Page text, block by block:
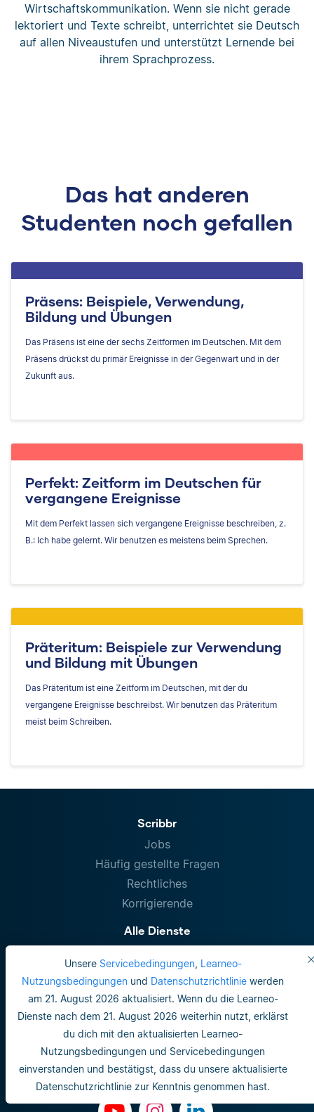
Unsere Servicebedingungen, Learneo-
Nutzungsbedingungen und Datenschutzrichtlinie werden
am 21. August 2026 aktualisiert. Wenn du die Learneo-
Dienste nach dem 21. August 2026 weiterhin nutzt, erklärst
du dich mit den aktualisierten Learneo-
Nutzungsbedingungen und Servicebedingungen
einverstanden und bestätigst, dass du unsere aktualisierte
Datenschutzrichtlinie zur Kenntnis genommen hast.
Wirtschaftskommunikation. Wenn sie nicht gerade
lektoriert und Texte schreibt, unterrichtet sie Deutsch
auf allen Niveaustufen und unterstützt Lernende bei
ihrem Sprachprozess.
Das hat anderen
Studenten noch gefallen
Präsens: Beispiele, Verwendung,
Bildung und Übungen
Das Präsens ist eine der sechs Zeitformen im Deutschen. Mit dem
Präsens drückst du primär Ereignisse in der Gegenwart und in der
Zukunft aus.
Perfekt: Zeitform im Deutschen für
vergangene Ereignisse
Mit dem Perfekt lassen sich vergangene Ereignisse beschreiben, z.
B.: Ich habe gelernt. Wir benutzen es meistens beim Sprechen.
Präteritum: Beispiele zur Verwendung
und Bildung mit Übungen
Das Präteritum ist eine Zeitform im Deutschen, mit der du
vergangene Ereignisse beschreibst. Wir benutzen das Präteritum
meist beim Schreiben.
Scribbr
Jobs
Häufig gestellte Fragen
Rechtliches
Korrigierende
Alle Dienste
Lektorat Dissertation
Diplomarbeit Korrekturlesen
Wissenschaftliches Lektorat
Plagiatsprüfung
Plagiatsprüfung
Kontakt